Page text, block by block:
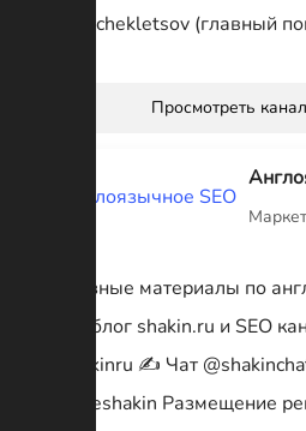
@maxchekletsov (главный
Просмотреть
Полезные материалы по
Веду блог shakin.ru и SEO
@shakinru ✍️ Чат
@mikeshakin Размещение